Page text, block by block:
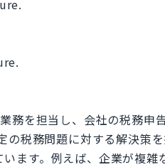
を担当し、会社の税務申
税務問題に対する解決策
ます。例えば、企業が複雑